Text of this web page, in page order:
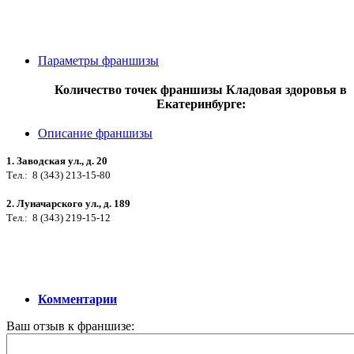
Параметры франшизы
Количество точек франшизы Кладовая здоровья в
Екатеринбурге:
Описание франшизы
1. Заводская ул., д. 20
Тел.: 8 (343) 213-15-80
2. Луначарского ул., д. 189
Тел.: 8 (343) 219-15-12
Комментарии
Ваш отзыв к франшизе: